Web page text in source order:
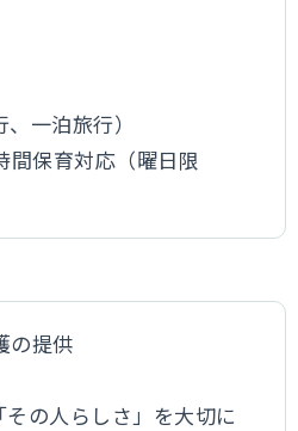
一泊旅行）
間保育対応（曜日限
の提供
の人らしさ」を大切に